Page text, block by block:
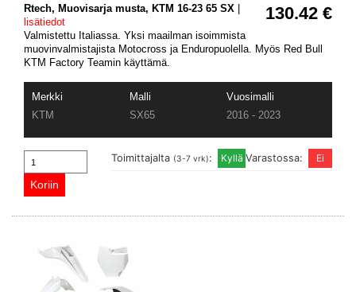
130.42 €
Rtech, Muovisarja musta, KTM 16-23 65 SX
lisätiedot
Valmistettu Italiassa. Yksi maailman isoimmista
muovinvalmistajista Motocross ja Enduropuolella. Myös Red Bull
KTM Factory Teamin käyttämä.
Merkki Malli
Vuosimalli
KTM
SX65 2016 - 2023
Varastossa:
Toimittajalta (3-7 vrk):